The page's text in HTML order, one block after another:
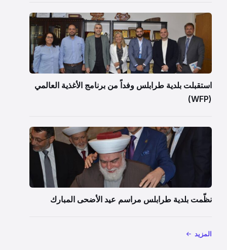
استقبلت بلدية طرابلس وفداً من برنامج الأغذية العالمي
(WFP)
نظّمت بلدية طرابلس مراسم عيد الأضحى المبارك
المزيد